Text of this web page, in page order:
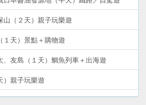
山（２天）親子玩樂遊
１天）景點＋購物遊
友島（１天）鯛魚列車＋出海遊
）親子玩樂遊
）環島自駕遊